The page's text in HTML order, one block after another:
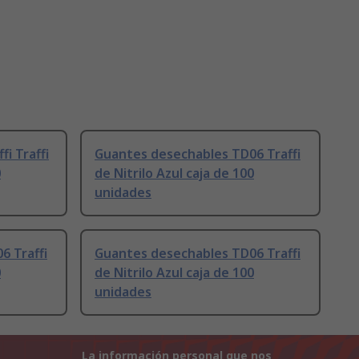
Traffi
Guantes desechables TD06 Traffi
de Nitrilo Azul caja de 100
unidades
Traffi
Guantes desechables TD06 Traffi
de Nitrilo Azul caja de 100
unidades
La información personal que nos